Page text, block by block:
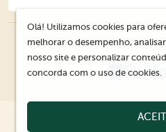
© 2026 Editora Ações Literárias.
Olá! Utilizamos cookies para
melhorar o desempenho,
nosso site e personalizar
concorda com o uso de cookies.